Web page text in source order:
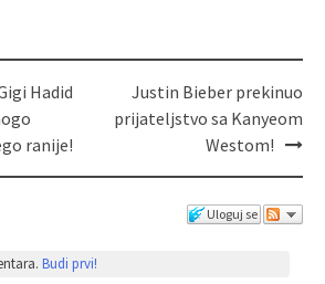
Hadid
ranije!
Justin Bieber prekinuo
prijateljstvo sa Kanyeom
Westom!
Uloguj se
Budi prvi!